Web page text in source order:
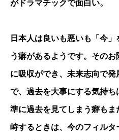
がドラマチックで面白い。
日本人は良いも悪いも「今
う癖があるようです。その
に吸収ができ、未来志向で
で、過去を大事にする気持
準に過去を見てしまう癖も
峙するときは、今のフィル